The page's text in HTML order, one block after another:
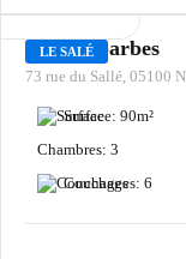
LE SALÉ
LOCATION
Les Joubarbes
73 rue du Sallé, 05100
Surface: 90m²
Chambres: 3
Couchages: 6